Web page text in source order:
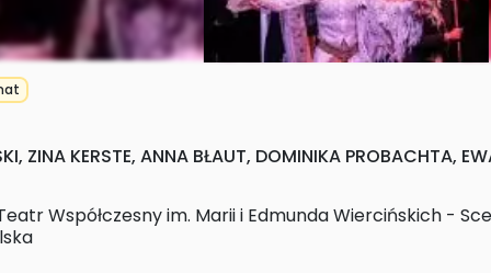
ZINA KERSTE, ANNA BŁAUT, DOMINIKA PROBACHTA,
Współczesny im. Marii i Edmunda Wiercińskich -